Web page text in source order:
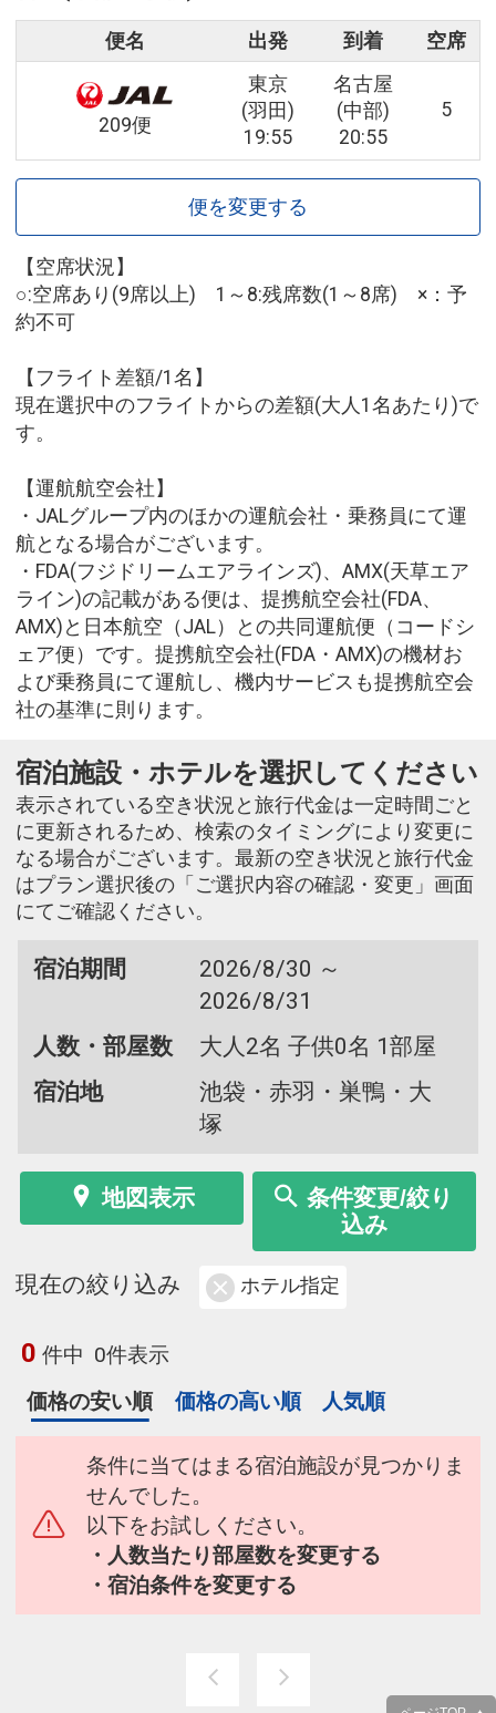
便名 出発 到着 空席
209便
東京
(羽田)
19:55
名古屋
(中部)
20:55
5
便を変更する
【空席状況】
○:空席あり(9席以上) 1～8:残席数(1～8席) ×：予
約不可
【フライト差額/1名】
現在選択中のフライトからの差額(大人1名あたり)で
す。
【運航航空会社】
・JALグループ内のほかの運航会社・乗務員にて運
航となる場合がございます。
・FDA(フジドリームエアラインズ)、AMX(天草エア
ライン)の記載がある便は、提携航空会社(FDA、
AMX)と日本航空（JAL）との共同運航便（コードシ
ェア便）です。提携航空会社(FDA・AMX)の機材お
よび乗務員にて運航し、機内サービスも提携航空会
社の基準に則ります。
宿泊施設・ホテルを選択してください
表示されている空き状況と旅行代金は一定時間ごと
に更新されるため、検索のタイミングにより変更に
なる場合がございます。最新の空き状況と旅行代金
はプラン選択後の「ご選択内容の確認・変更」画面
にてご確認ください。
宿泊期間
2026/8/30 ～
2026/8/31
人数・部屋数
大人2名 子供0名 1部屋
宿泊地
池袋・赤羽・巣鴨・大
塚
地図表示
条件変更/絞り
込み
現在の絞り込み ホテル指定
0 件中 0件表示
価格の安い順
価格の高い順 人気順
条件に当てはまる宿泊施設が見つかりま
せんでした。
以下をお試しください。
・人数当たり部屋数を変更する
・宿泊条件を変更する